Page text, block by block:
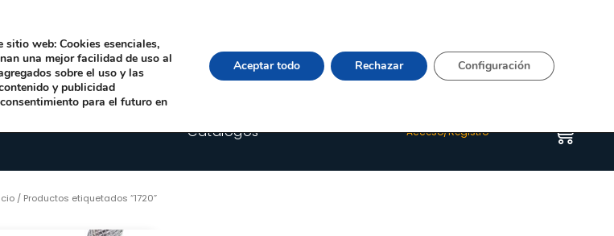
Quienes somos Happyblog Contacto
Catálogos Acceso/Registro
/ Productos etiquetados “1720”
web: Cookies esenciales,
una mejor facilidad de uso al
sobre el uso y las
y publicidad
para el futuro en
Aceptar todo Rechazar Configuración